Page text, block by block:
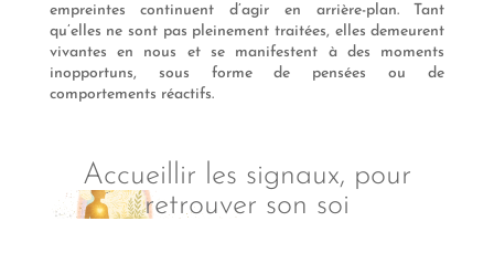
empreintes continuent d’agir en arrière-plan. Tant
qu’elles ne sont pas pleinement traitées, elles demeurent
vivantes en nous et se manifestent à des moments
inopportuns, sous forme de pensées ou de
comportements réactifs.
Accueillir les signaux, pour
retrouver son soi